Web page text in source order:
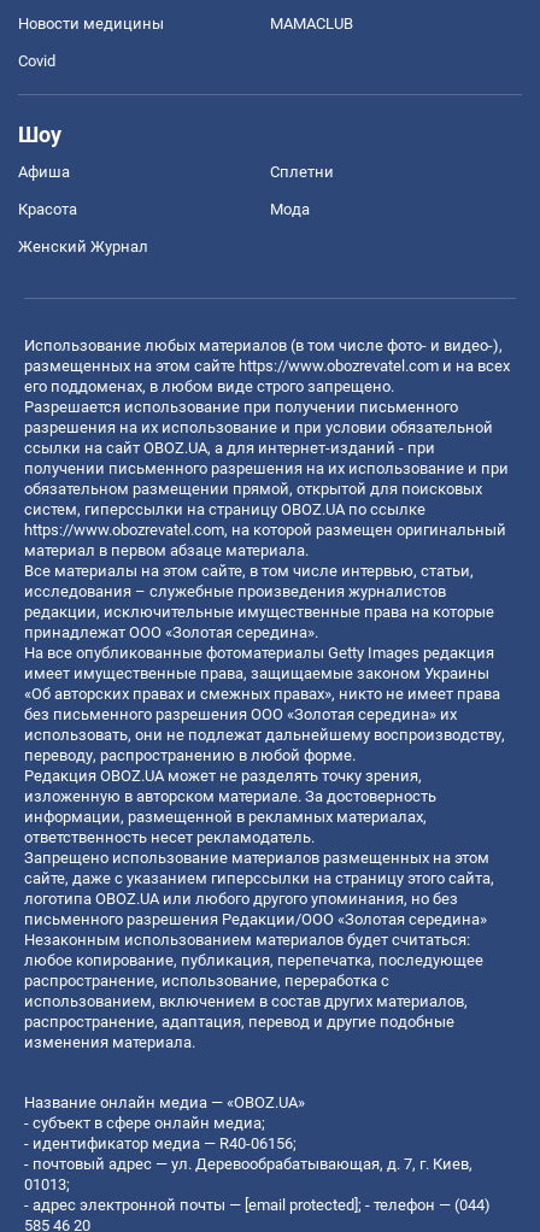
Новости медицины MAMACLUB
Covid
Шоу
Афиша Сплетни
Красота Мода
Женский Журнал
Использование любых материалов (в том числе фото- и видео-),
размещенных на этом сайте https://www.obozrevatel.com и на всех
его поддоменах, в любом виде строго запрещено.
Разрешается использование при получении письменного
разрешения на их использование и при условии обязательной
ссылки на сайт OBOZ.UA, а для интернет-изданий - при
получении письменного разрешения на их использование и при
обязательном размещении прямой, открытой для поисковых
систем, гиперссылки на страницу OBOZ.UA по ссылке
https://www.obozrevatel.com, на которой размещен оригинальный
материал в первом абзаце материала.
Все материалы на этом сайте, в том числе интервью, статьи,
исследования – служебные произведения журналистов
редакции, исключительные имущественные права на которые
принадлежат ООО «Золотая середина».
На все опубликованные фотоматериалы Getty Images редакция
имеет имущественные права, защищаемые законом Украины
«Об авторских правах и смежных правах», никто не имеет права
без письменного разрешения ООО «Золотая середина» их
использовать, они не подлежат дальнейшему воспроизводству,
переводу, распространению в любой форме.
Редакция OBOZ.UA может не разделять точку зрения,
изложенную в авторском материале. За достоверность
информации, размещенной в рекламных материалах,
ответственность несет рекламодатель.
Запрещено использование материалов размещенных на этом
сайте, даже с указанием гиперссылки на страницу этого сайта,
логотипа OBOZ.UA или любого другого упоминания, но без
письменного разрешения Редакции/ООО «Золотая середина»
Незаконным использованием материалов будет считаться:
любое копирование, публикация, перепечатка, последующее
распространение, использование, переработка с
использованием, включением в состав других материалов,
распространение, адаптация, перевод и другие подобные
изменения материала.
Название онлайн медиа — «OBOZ.UA»
- субъект в сфере онлайн медиа;
- идентификатор медиа — R40-06156;
- почтовый адрес — ул. Деревообрабатывающая, д. 7, г. Киев,
01013;
- адрес электронной почты — [email protected]; - телефон — (044)
585 46 20